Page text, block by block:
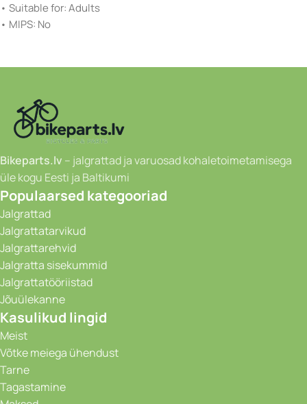
• Suitable for: Adults
• MIPS: No
Bikeparts.lv – jalgrattad ja varuosad kohaletoimetamisega
üle kogu Eesti ja Baltikumi
Populaarsed kategooriad
Jalgrattad
Jalgrattatarvikud
Jalgrattarehvid
Jalgratta sisekummid
Jalgrattatööriistad
Jõuülekanne
Kasulikud lingid
Meist
Võtke meiega ühendust
Tarne
Tagastamine